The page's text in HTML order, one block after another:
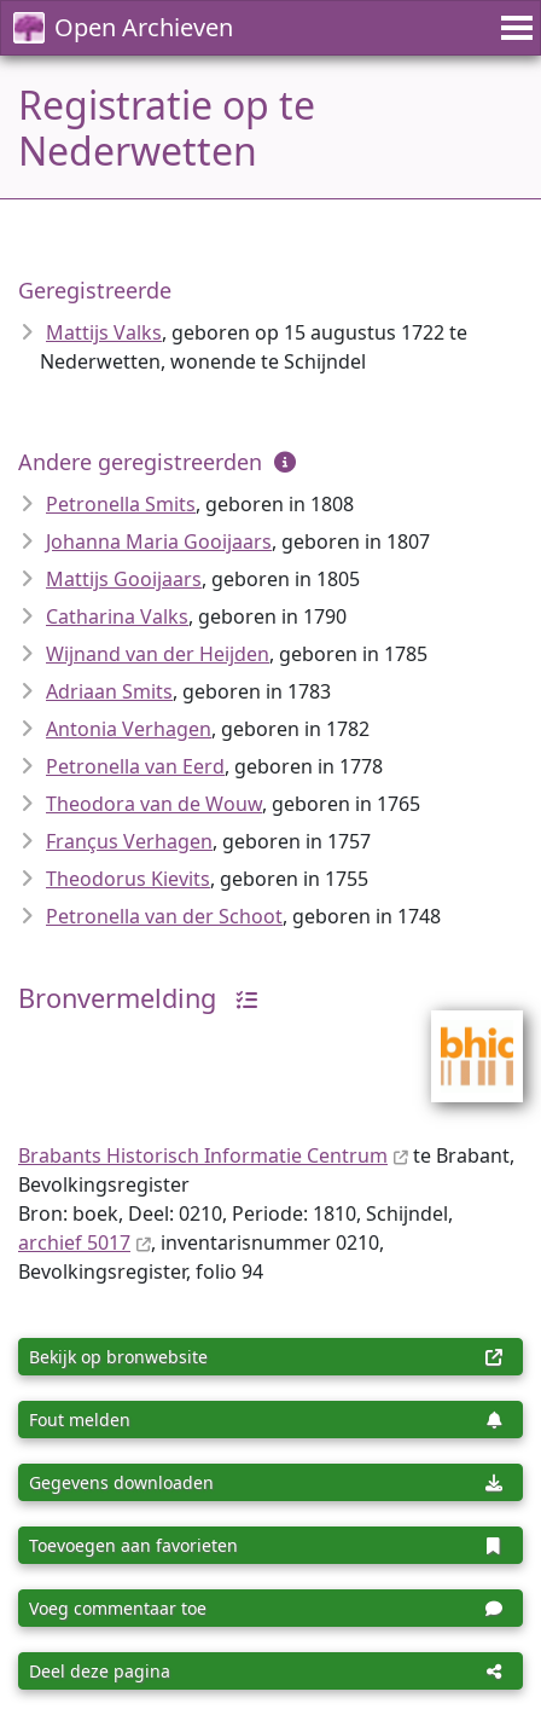
Open Archieven
Registratie op te
Nederwetten
Geregistreerde
Mattijs Valks, geboren op 15 augustus 1722 te
Nederwetten, wonende te Schijndel
Andere geregistreerden
Petronella Smits, geboren in 1808
Johanna Maria Gooijaars, geboren in 1807
Mattijs Gooijaars, geboren in 1805
Catharina Valks, geboren in 1790
Wijnand van der Heijden, geboren in 1785
Adriaan Smits, geboren in 1783
Antonia Verhagen, geboren in 1782
Petronella van Eerd, geboren in 1778
Theodora van de Wouw, geboren in 1765
Françus Verhagen, geboren in 1757
Theodorus Kievits, geboren in 1755
Petronella van der Schoot, geboren in 1748
Bronvermelding
Brabants Historisch Informatie Centrum
te Brabant,
Bevolkingsregister
Bron: boek, Deel: 0210, Periode: 1810, Schijndel,
archief 5017
, inventaris­num­mer 0210,
Bevolkingsregister, folio 94
Bekijk op bronwebsite
Fout melden
Gegevens downloaden
Toevoegen aan favorieten
Voeg commentaar toe
Deel deze pagina